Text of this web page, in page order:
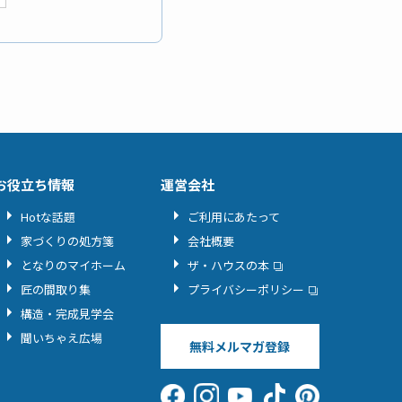
役立ち情報
Hotな話題
家づくりの処方箋
となりのマイホーム
匠の間取り集
構造・完成見学会
聞いちゃえ広場
運営会社
ご利用にあたって
会社概要
ザ・ハウスの本
プライバシーポリシー
無料メルマガ登録